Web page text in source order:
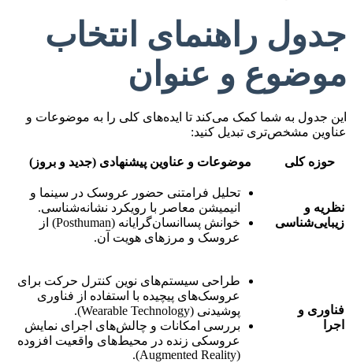
جدول راهنمای انتخاب
موضوع و عنوان
این جدول به شما کمک می‌کند تا ایده‌های کلی را به موضوعات و
عناوین مشخص‌تری تبدیل کنید:
حوزه کلی موضوعات و عناوین پیشنهادی (جدید و بروز)
نظریه و
زیبایی‌شناسی
تحلیل فرامتنی حضور عروسک در سینما و
انیمیشن معاصر با رویکرد نشانه‌شناسی.
خوانش پساانسان‌گرایانه (Posthuman) از
عروسک و مرزهای هویت آن.
فناوری و
اجرا
طراحی سیستم‌های نوین کنترل حرکت برای
عروسک‌های پیچیده با استفاده از فناوری
پوشیدنی (Wearable Technology).
بررسی امکانات و چالش‌های اجرای نمایش
عروسکی زنده در محیط‌های واقعیت افزوده
(Augmented Reality).